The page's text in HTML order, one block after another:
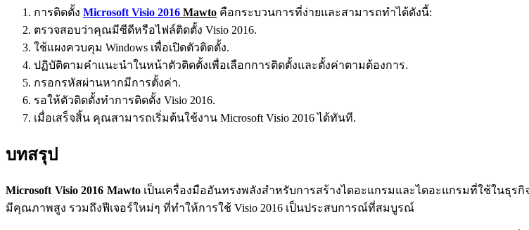
การติดตั้ง Microsoft Visio 2016 Mawto คือกระบวนการที่ง่ายและสามารถทำได้ดังนี้:
ตรวจสอบว่าคุณมีซีดีหรือไฟล์ติดตั้ง Visio 2016.
ใช้แผงควบคุม Windows เพื่อเปิดตัวติดตั้ง.
ปฏิบัติตามคำแนะนำในหน้าตัวติดตั้งเพื่อเลือกการติดตั้งและตั้งค่าตามต้องการ.
กรอกรหัสผ่านหากมีการตั้งค่า.
รอให้ตัวติดตั้งทำการติดตั้ง Visio 2016.
เมื่อเสร็จสิ้น คุณสามารถเริ่มต้นใช้งาน Microsoft Visio 2016 ได้ทันที.
บทสรุป
Microsoft Visio 2016 Mawtoเป็นเครื่องมืออันทรงพลังสำหรับการสร้างไดอะแกรมและไดอะแกรมที่ใช้ในธุร
มีคุณภาพสูง รวมถึงฟีเจอร์ใหม่ๆ ที่ทำให้การใช้ Visio 2016 เป็นประสบการณ์ที่สมบูรณ์